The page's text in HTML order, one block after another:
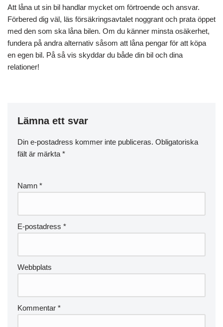
Att låna ut sin bil handlar mycket om förtroende och ansvar.
Förbered dig väl, läs försäkringsavtalet noggrant och prata öppet
med den som ska låna bilen. Om du känner minsta osäkerhet,
fundera på andra alternativ såsom att låna pengar för att köpa
en egen bil. På så vis skyddar du både din bil och dina
relationer!
Lämna ett svar
Din e-postadress kommer inte publiceras. Obligatoriska
fält är märkta *
Namn *
E-postadress *
Webbplats
Kommentar *